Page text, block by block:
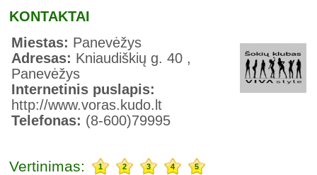
KONTAKTAI
Miestas: Panevėžys
Adresas: Kniaudiškių g. 40 ,
Panevėžys
Internetinis puslapis:
http://www.voras.kudo.lt
Telefonas: (8-600)79995
Vertinimas: 1 2 3 4 5